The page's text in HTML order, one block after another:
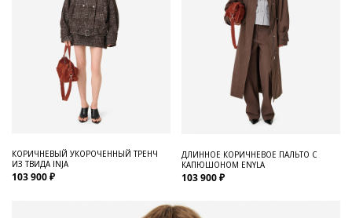
КОРИЧНЕВЫЙ УКОРОЧЕННЫЙ ТРЕНЧ
ИЗ ТВИДА INJA
103 900 ₽
ДЛИННОЕ КОРИЧНЕВОЕ ПАЛЬТО С
КАПЮШОНОМ ENYLA
103 900 ₽